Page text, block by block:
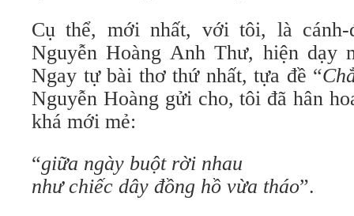
Cụ thể, mới nhất, với tôi, là cánh-
Nguyễn Hoàng Anh Thư, hiện dạy
Ngay tự bài thơ thứ nhất, tựa đề “
Nguyễn Hoàng gửi cho, tôi đã hân
khá mới mẻ:
“giữa ngày buột rời nhau
như chiếc dây đồng hồ vừa tháo”.